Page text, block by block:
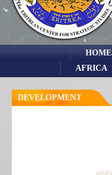
HOME
AFRICA
DEVELOPMENT